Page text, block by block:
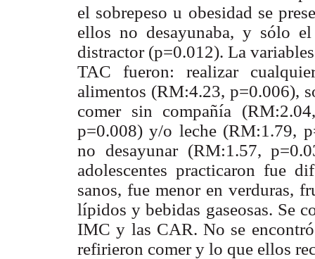
el sobrepeso u obesidad se
ellos no desayunaba, y sólo
distractor (p=0.012). La
TAC fueron: realizar
alimentos (RM:4.23, p=0.006),
comer sin compañía
p=0.008) y/o leche (RM:1.79,
no desayunar (RM:1.57,
adolescentes practicaron fue
sanos, fue menor en verduras,
lípidos y bebidas gaseosas. Se
IMC y las CAR. No se
refirieron comer y lo que ellos